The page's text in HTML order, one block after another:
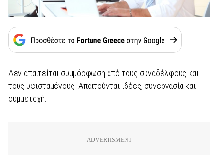
Δεν απαιτείται συμμόρφωση από τους συναδέλφους και
τους υφισταμένους. Απαιτούνται ιδέες, συνεργασία και
συμμετοχή.